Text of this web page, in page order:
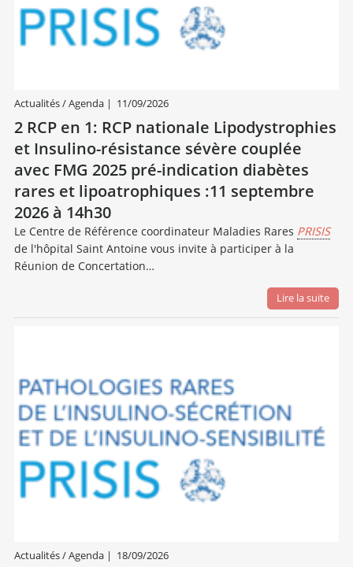
Actualités / Agenda| 11/09/2026
2 RCP en 1: RCP nationale Lipodystrophies
et Insulino-résistance sévère couplée
avec FMG 2025 pré-indication diabètes
rares et lipoatrophiques :11 septembre
2026 à 14h30
Le Centre de Référence coordinateur Maladies Rares PRISIS
de l'hôpital Saint Antoine vous invite à participer à la
Réunion de Concertation…
Lire la suite
Actualités / Agenda| 18/09/2026